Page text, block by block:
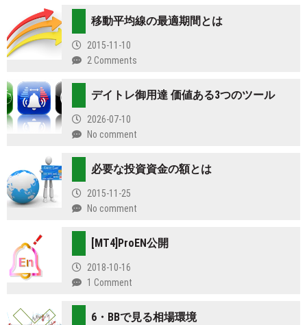
移動平均線の最適期間とは
2015-11-10
2 Comments
デイトレ御用達 価値ある3つのツール
2026-07-10
No comment
必要な投資資金の額とは
2015-11-25
No comment
[MT4]ProEN公開
2018-10-16
1 Comment
6・BBで見る相場環境